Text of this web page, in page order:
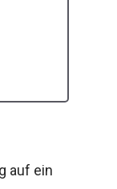
auf ein